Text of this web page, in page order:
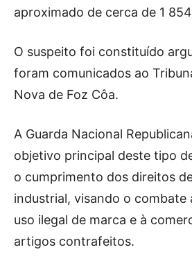
Ficha Técnica
aproximado de cerca de 1
O suspeito foi constituído
foram comunicados ao
Nova de Foz Côa.
A Guarda Nacional
objetivo principal deste tipo
o cumprimento dos direitos
industrial, visando o combate
uso ilegal de marca e à
artigos contrafeitos.